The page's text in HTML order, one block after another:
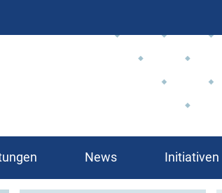
News Initiativen